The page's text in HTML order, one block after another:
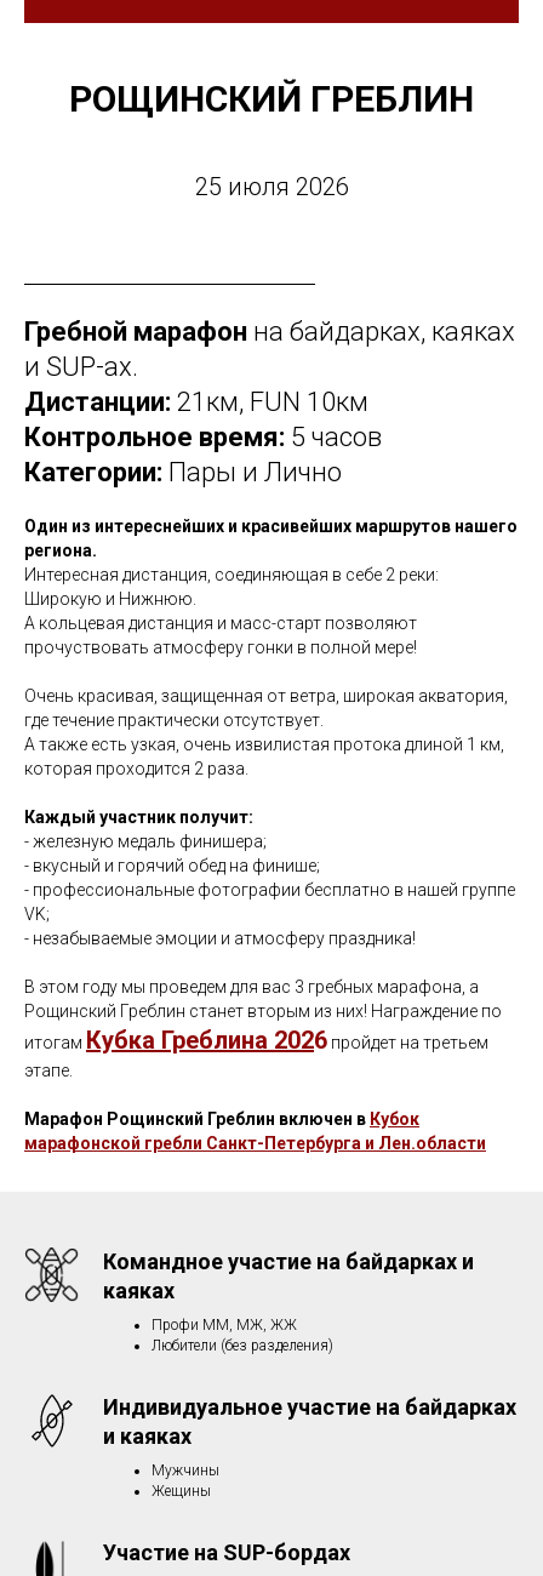
РОЩИНСКИЙ ГРЕБЛИН
25 июля 2026
Гребной марафон на байдарках, каяках
и SUP-ах.
Дистанции: 21км, FUN 10км
Контрольное время: 5 часов
Категории: Пары и Лично
Один из интереснейших и красивейших маршрутов нашего
региона.
Интересная дистанция, соединяющая в себе 2 реки:
Широкую и Нижнюю.
А кольцевая дистанция и масс-старт позволяют
прочуствовать атмосферу гонки в полной мере!
Очень красивая, защищенная от ветра, широкая акватория,
где течение практически отсутствует.
А также есть узкая, очень извилистая протока длиной 1 км,
которая проходится 2 раза.
Каждый участник получит:
- железную медаль финишера;
- вкусный и горячий обед на финише;
- профессиональные фотографии бесплатно в нашей группе
VK;
- незабываемые эмоции и атмосферу праздника!
В этом году мы проведем для вас 3 гребных марафона, а
Рощинский Греблин станет вторым из них! Награждение по
итогам Кубка Греблина 2026 пройдет на третьем
этапе.
Марафон Рощинский Греблин включен в Кубок
марафонской гребли Санкт-Петербурга и Лен.области
Командное участие на байдарках и
каяках
Профи ММ, МЖ, ЖЖ
Любители (без разделения)
Индивидуальное участие на байдарках
и каяках
Мужчины
Жещины
Участие на SUP-бордах